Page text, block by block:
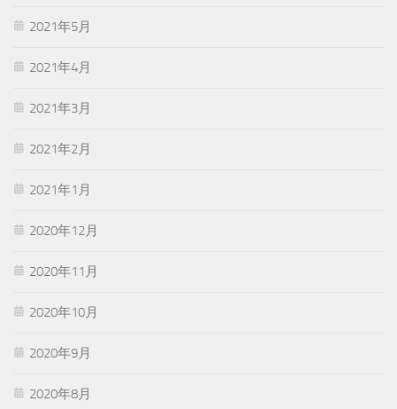
2021年5月
2021年4月
2021年3月
2021年2月
2021年1月
2020年12月
2020年11月
2020年10月
2020年9月
2020年8月